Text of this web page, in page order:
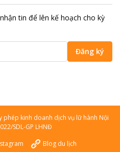
tin để lên kế hoạch cho kỳ
Đăng ký
phép kinh doanh dịch vụ lữ hành Nội
SDL-GP LHNĐ
Blog du lịch